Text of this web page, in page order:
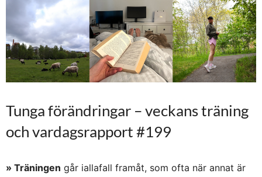
Tunga förändringar – veckans träning
och vardagsrapport #199
» Träningen går iallafall framåt, som ofta när annat är